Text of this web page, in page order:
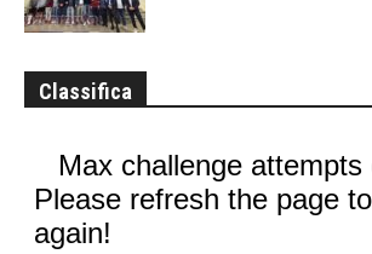
Classifica